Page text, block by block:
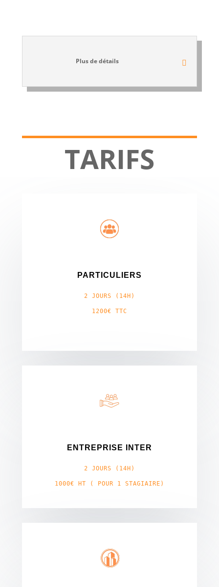
Plus de détails
TARIFS
PARTICULIERS
2 JOURS (14H)
1200€ TTC
ENTREPRISE INTER
2 JOURS (14H)
1000€ HT ( POUR 1 STAGIAIRE)